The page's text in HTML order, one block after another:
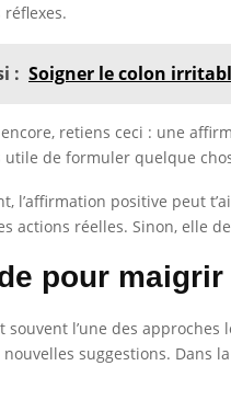
: Soigner le colon
retiens ceci : une
de formuler quelque
l’affirmation positive peut
actions réelles. Sinon, elle
pour
souvent l’une des
suggestions. Dans